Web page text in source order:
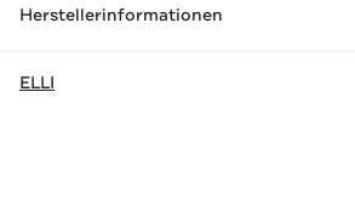
Herstellerinformationen
ELLI